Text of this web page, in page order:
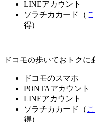
LINEアカウント
ソラチカカード（
得）
ドコモの歩いておトクに
ドコモのスマホ
PONTAアカウント
LINEアカウント
ソラチカカード（
得）